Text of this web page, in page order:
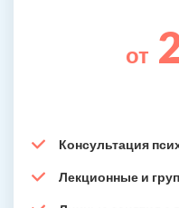
от
Консультация
Лекционные и